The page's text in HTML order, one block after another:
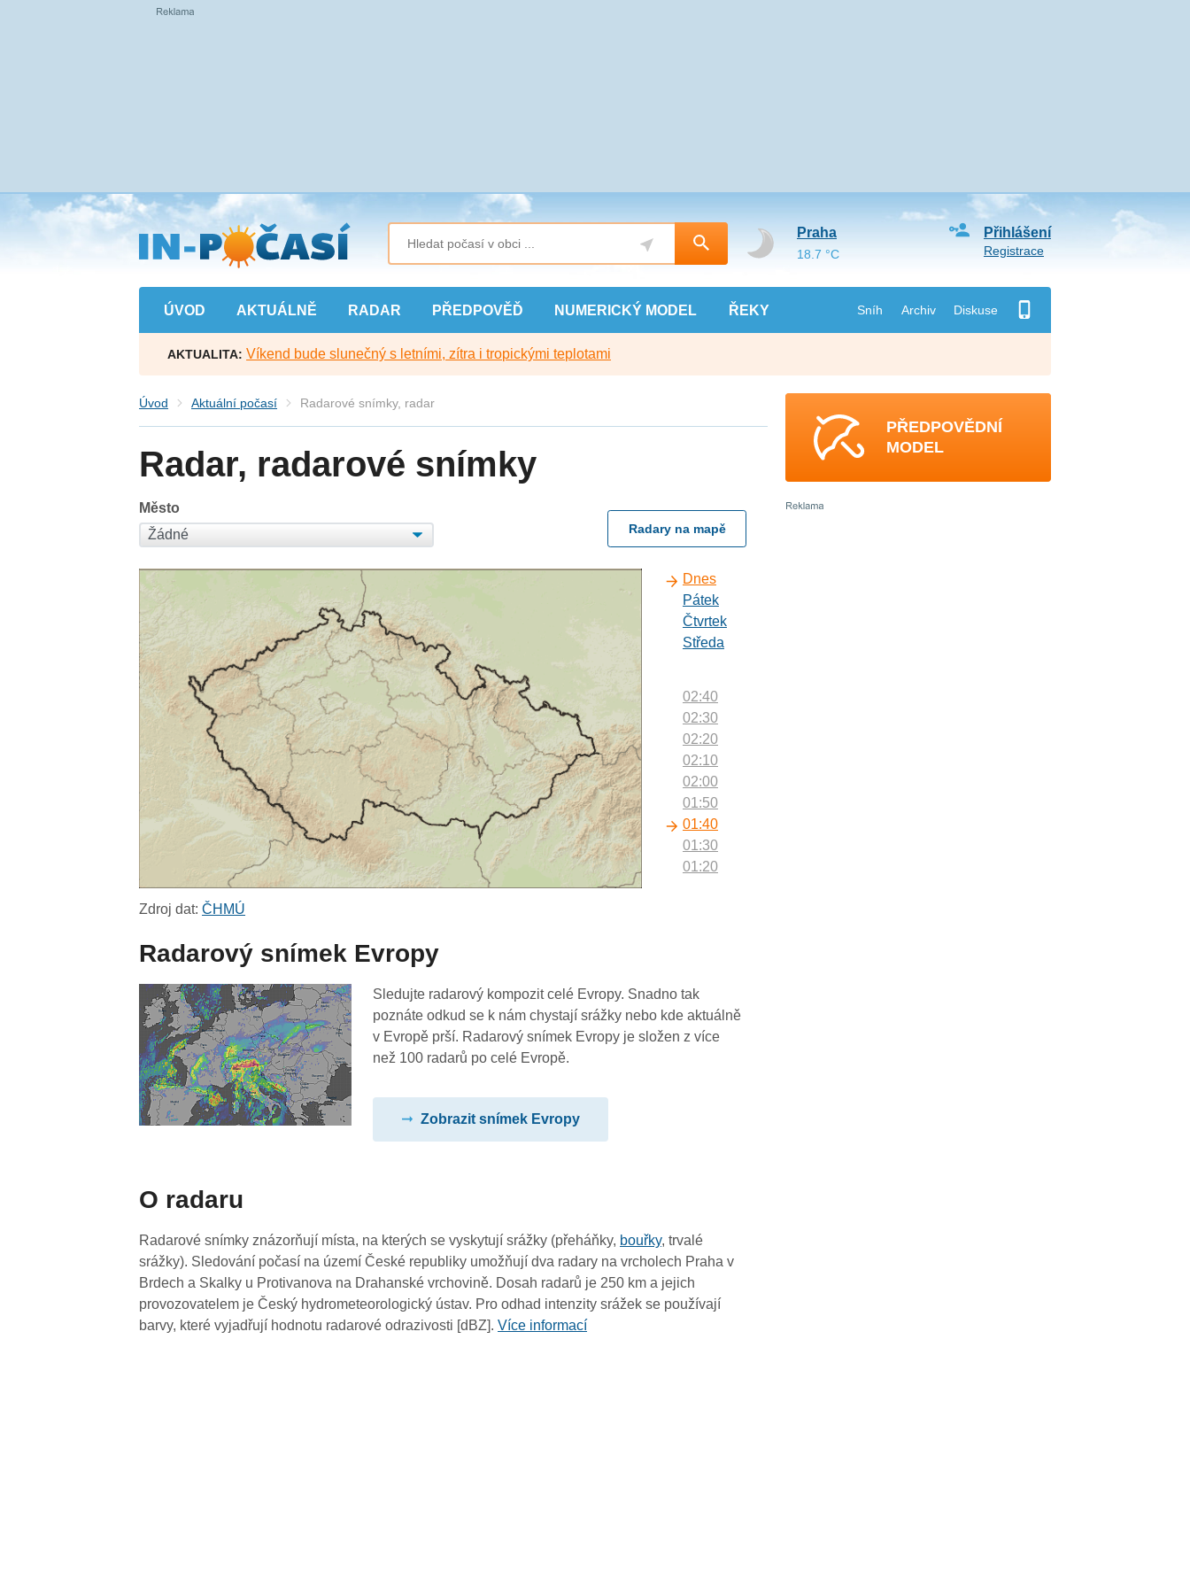
Přejít
na
hlavní
obsah
ÚVOD AKTUÁLNĚ RADAR PŘEDPOVĚĎ NUMERICKÝ MODEL ŘEKY Sníh Archiv Diskuse
Přihlášení
Registrace
Praha
18.7 °C
AKTUALITA: Víkend bude slunečný s letními, zítra i tropickými teplotami
Úvod Aktuální počasí Radarové snímky, radar
Radar, radarové snímky
Město
Radary na mapě
Dnes
Pátek
Čtvrtek
Středa
02:40
02:30
02:20
02:10
02:00
01:50
01:40
01:30
01:20
00:20
00:10
00:00
Zdroj dat:ČHMÚ
Radarový snímek Evropy
Sledujte radarový kompozit celé Evropy. Snadno tak
poznáte odkud se k nám chystají srážky nebo kde aktuálně
v Evropě prší. Radarový snímek Evropy je složen z více
než 100 radarů po celé Evropě.
Zobrazit snímek Evropy
O radaru
Radarové snímky znázorňují místa, na kterých se vyskytují srážky (přeháňky, bouřky, trvalé
srážky). Sledování počasí na území České republiky umožňují dva radary na vrcholech Praha v
Brdech a Skalky u Protivanova na Drahanské vrchovině. Dosah radarů je 250 km a jejich
provozovatelem je Český hydrometeorologický ústav. Pro odhad intenzity srážek se používají
barvy, které vyjadřují hodnotu radarové odrazivosti [dBZ].Více informací
PŘEDPOVĚDNÍ
MODEL